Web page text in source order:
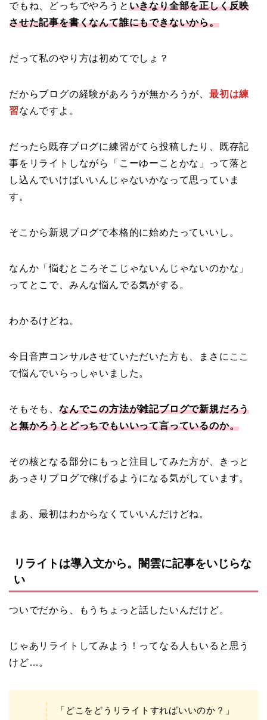
でもね、どっちでやろうと いきなり全部を正しく反映
させた記事を書くなんて誰にもできないから。
だって私のやり方は初めてでしょ？
だからブログの経験があろうが無かろうが、 最初は練
習なんですよ。
だったら既存ブログに練習がてら投稿したり、既存記
事をリライトしながら「こーゆーことかな」って落と
し込んでいけばいいんじゃないかなって思っていま
す。
そこから新規ブログで本格的に始めたっていいし。
なんか「悩むところそこじゃないんじゃないのかな」
ってとこで、みんな悩んでる気がする。
わかるけどね。
今日音声コンサルさせていただいた方も、まさにここ
で悩んでいらっしゃいました。
そもそも、 なんでこの方法が雑記ブログで新規だろう
と無かろうとどっちでもいいって言っているのか。
その核となる部分にもっと注目してみた方が、きっと
あっさりブログで稼げるようになる気がしています。
まあ、最初はわからなくていいんだけどね。
リライトは導入文から。闇雲に記事をいじらな
い
ついでだから、もうちょっと話したいんだけど。
じゃあリライトしてみよう！ってなる人もいると思う
けど…。
「どこをどうリライトすればいいのか？」